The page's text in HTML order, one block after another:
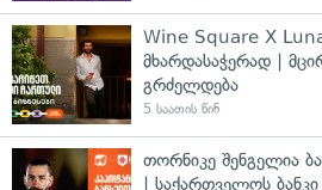
Wine Square X
მხარდასაჭერად |
გრძელდება
5 საათის წინ
თორნიკე შენგელია
| საქართველოს